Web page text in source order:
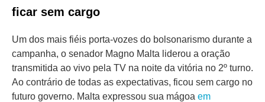
ficar sem cargo
Um dos mais fiéis porta-vozes do bolsonarismo durante a
campanha, o senador Magno Malta liderou a oração
transmitida ao vivo pela TV na noite da vitória no 2º turno.
Ao contrário de todas as expectativas, ficou sem cargo no
futuro governo. Malta expressou sua mágoa em